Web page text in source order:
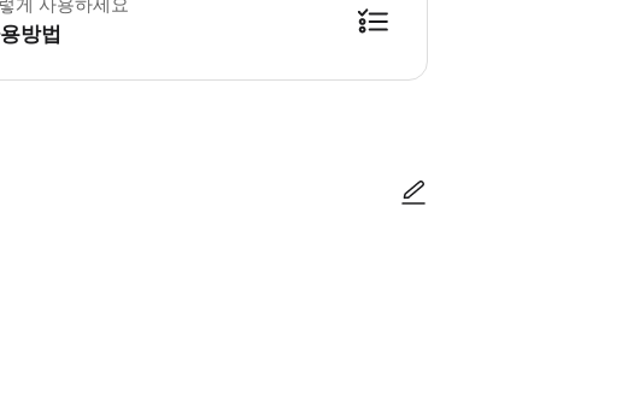
방법